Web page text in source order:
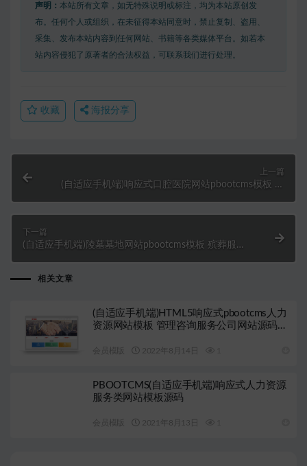
声明： 本站所有文章，如无特殊说明或标注，均为本站原创发
布。任何个人或组织，在未征得本站同意时，禁止复制、盗用、
采集、发布本站内容到任何网站、书籍等各类媒体平台。如若本
站内容侵犯了原著者的合法权益，可联系我们进行处理。
收藏 海报分享
上一篇
(自适应手机端)响应式口腔医院网站pbootcms模板 牙
下一篇
(自适应手机端)陵墓墓地网站pbootcms模板 殡葬服务
相关文章
(自适应手机端)HTML5响应式pbootcms人力
资源网站模板 管理咨询服务公司网站源码下
会员模版 2022年8月14日
PBOOTCMS(自适应手机端)响应式人力资源
服务类网站模板源码
会员模版 2021年8月13日